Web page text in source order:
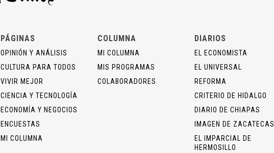
PÁGINAS
OPINIÓN Y ANÁLISIS
CULTURA PARA TODOS
VIVIR MEJOR
CIENCIA Y TECNOLOGÍA
ECONOMÍA Y NEGOCIOS
ENCUESTAS
MI COLUMNA
COLUMNA
MI COLUMNA
MIS PROGRAMAS
COLABORADORES
DIARIOS
EL ECONOMISTA
EL UNIVERSAL
REFORMA
CRITERIO DE HIDALGO
DIARIO DE CHIAPAS
IMAGEN DE ZACATECAS
EL IMPARCIAL DE
HERMOSILLO